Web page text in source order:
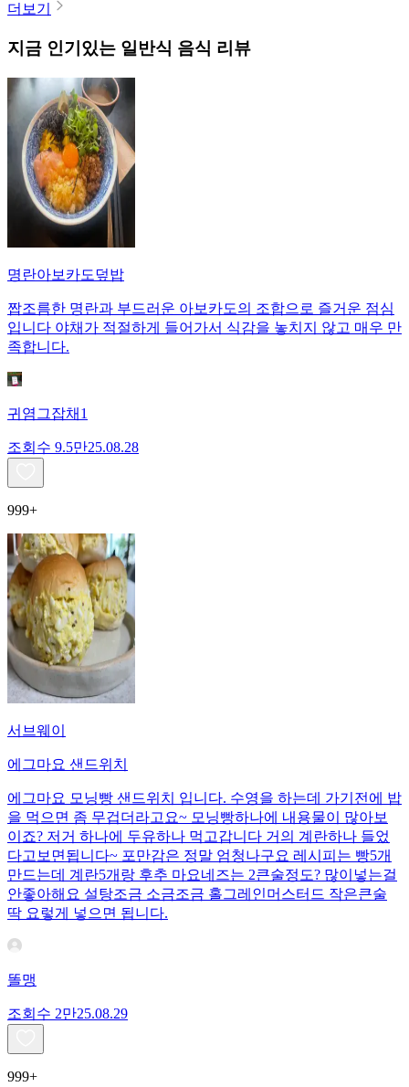
더보기
지금 인기있는 일반식 음식 리뷰
명란아보카도덮밥
짭조름한 명란과 부드러운 아보카도의 조합으로 즐거운 점심
입니다 야채가 적절하게 들어가서 식감을 놓치지 않고 매우 만
족합니다.
귀염그잡채1
조회수 9.5만25.08.28
999+
서브웨이
에그마요 샌드위치
에그마요 모닝빵 샌드위치 입니다. 수영을 하는데 가기전에 밥
을 먹으면 좀 무겁더라고요~ 모닝빵하나에 내용물이 많아보
이죠? 저거 하나에 두유하나 먹고갑니다 거의 계란하나 들었
다고보면됩니다~ 포만감은 정말 엄청나구요 레시피는 빵5개
만드는데 계란5개랑 후추 마요네즈는 2큰술정도? 많이넣는걸
안좋아해요 설탕조금 소금조금 홀그레인머스터드 작은큰술
딱 요렇게 넣으면 됩니다.
똘맹
조회수 2만25.08.29
999+